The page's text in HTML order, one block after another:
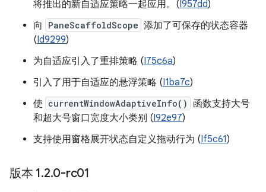
将推出的新自适应策略一起应用。(I957dd)
向
PaneScaffoldScope 添加了可保存的状态容器
(Id9299)
为自适应引入了重排策略 (I75c6a)
引入了用于自适应的悬浮策略 (I1ba7c)
使 currentWindowAdaptiveInfo()
函数支持大号
和超大号窗口宽度大小类别 (I92e97)
支持使用窗格展开状态自定义拖动行为 (If5c61)
版本 1.2.0-rc01